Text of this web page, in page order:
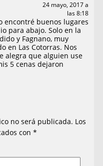
24 mayo, 2017 a
las 8:18
encontré buenos lugares
para abajo. Solo en la
y Fagnano, muy
en Las Cotorras. Nos
alegra que alguien use
5 cenas dejaron
no será publicada. Los
con*